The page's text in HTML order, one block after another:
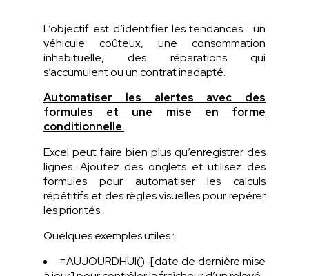
L’objectif est d’identifier les tendances : un
véhicule coûteux, une consommation
inhabituelle, des réparations qui
s’accumulent ou un contrat inadapté.
Automatiser les alertes avec des
formules et une mise en forme
conditionnelle
Excel peut faire bien plus qu’enregistrer des
lignes. Ajoutez des onglets et utilisez des
formules pour automatiser les calculs
répétitifs et des règles visuelles pour repérer
les priorités.
Quelques exemples utiles :
=AUJOURDHUI()-[date de dernière mise